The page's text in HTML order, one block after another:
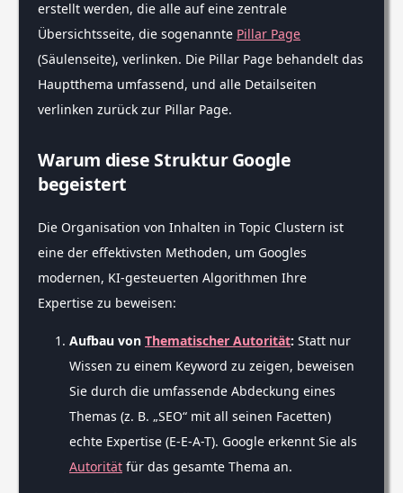
erstellt werden, die alle auf eine zentrale
Übersichtsseite, die sogenannte Pillar Page
(Säulenseite), verlinken. Die Pillar Page behandelt das
Hauptthema umfassend, und alle Detailseiten
verlinken zurück zur Pillar Page.
Warum diese Struktur Google
begeistert
Die Organisation von Inhalten in Topic Clustern ist
eine der effektivsten Methoden, um Googles
modernen, KI-gesteuerten Algorithmen Ihre
Expertise zu beweisen:
Aufbau von Thematischer Autorität: Statt nur
Wissen zu einem Keyword zu zeigen, beweisen
Sie durch die umfassende Abdeckung eines
Themas (z. B. „SEO“ mit all seinen Facetten)
echte Expertise (E-E-A-T). Google erkennt Sie als
Autorität für das gesamte Thema an.